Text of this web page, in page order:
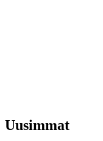
Uusimmat